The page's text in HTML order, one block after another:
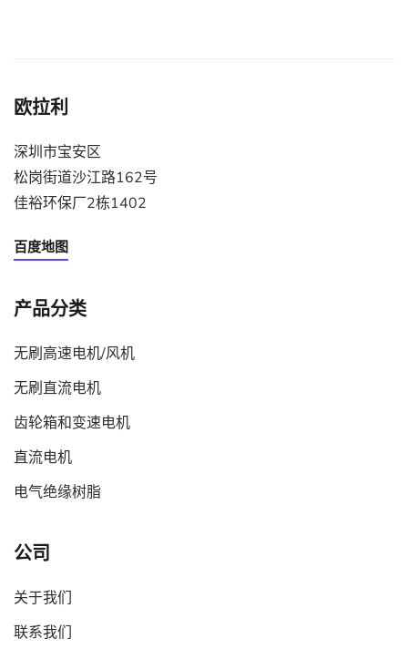
欧拉利
深圳市宝安区
松岗街道沙江路162号
佳裕环保厂2栋1402
百度地图
产品分类
无刷高速电机/风机
无刷直流电机
齿轮箱和变速电机
直流电机
电气绝缘树脂
公司
关于我们
联系我们